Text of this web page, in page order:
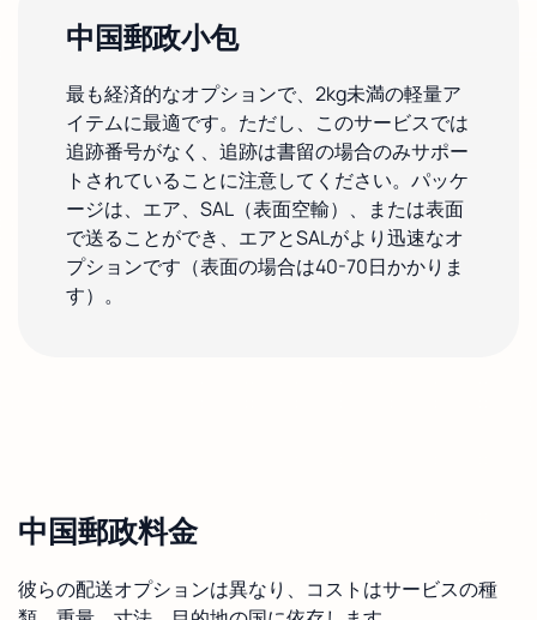
中国郵政小包
最も経済的なオプションで、2kg未満の軽量ア
イテムに最適です。ただし、このサービスでは
追跡番号がなく、追跡は書留の場合のみサポー
トされていることに注意してください。パッケ
ージは、エア、SAL（表面空輸）、または表面
で送ることができ、エアとSALがより迅速なオ
プションです（表面の場合は40-70日かかりま
す）。
中国郵政料金
彼らの配送オプションは異なり、コストはサービスの種